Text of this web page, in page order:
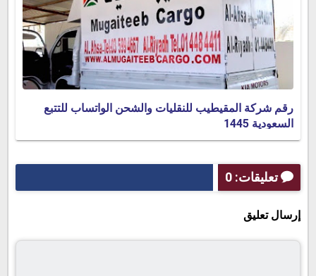
رقم شركة المقيطيب للنقليات والشحن الواتساب للتتبع
السعودية 1445
تعليقات: 0
إرسال تعليق